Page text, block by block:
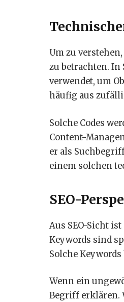
Um zu
zu betrachten.
verwendet, um
häufig aus
Solche Codes
Content-
er als
einem solchen
SEO-
Aus SEO-Sicht
Keywords sind
Solche
Wenn ein
Begriff erklären.